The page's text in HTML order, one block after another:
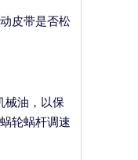
皮带是否松
械油，以保
轮蜗杆调速